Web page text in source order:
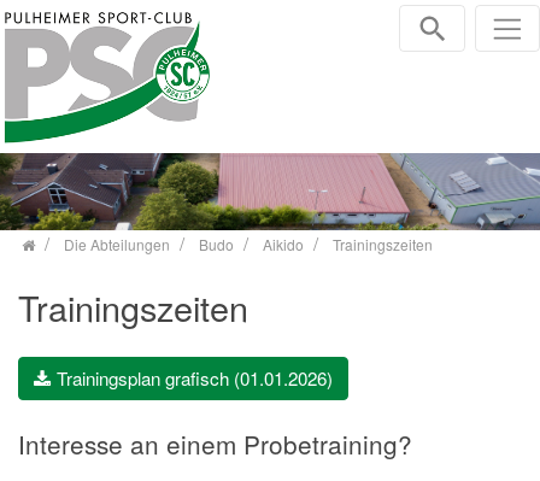
Zum Inhalt springen
Die Abteilungen Budo Aikido Trainingszeiten
Trainingszeiten
Trainingsplan grafisch (01.01.2026)
Interesse an einem Probetraining?